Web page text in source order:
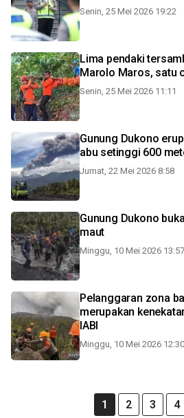
Senin, 25 Mei 2026 19:22
Lima pendaki
Marolo Maros, satu
Senin, 25 Mei 2026 11:11
Gunung Dukono
abu setinggi 600
Jumat, 22 Mei 2026 8:58
Gunung Dukono
maut
Minggu, 10 Mei 2026 13:57
Pelanggaran zona
merupakan
IABI
Minggu, 10 Mei 2026 12:30
1 2 3 4